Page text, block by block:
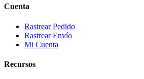
Cuenta
Rastrear Pedido
Rastrear Envío
Mi Cuenta
Recursos